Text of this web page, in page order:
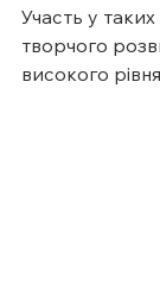
Участь у
творчого
високого